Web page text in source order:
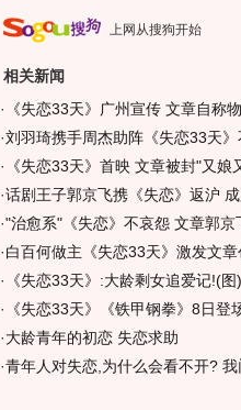
上网从搜狗开始
相关新闻
· 《失恋33天》广州宣传 文章自称
·刘羽琦携手周杰助阵《失恋33天
· 《失恋33天》首映 文章被封"又娘
·话剧王子郭京飞携《失恋》返沪
·"治愈系"《失恋》不哀怨 文章郭京
·白百何做主《失恋33天》激发文
· 《失恋33天》:大龄剩女追爱记!(图)
· 《失恋33天》《铁甲钢拳》8日登
·大龄青年的初恋 失恋求助
·青年人对失恋,为什么会看不开?